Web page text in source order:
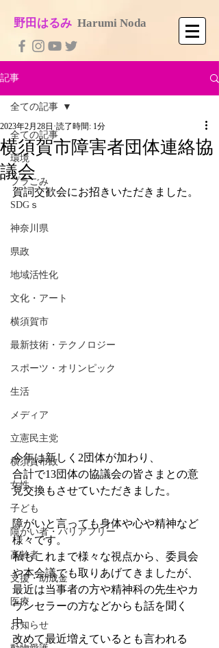
​野田はるみ Harumi No​da
記事
全ての記事
環境
プラごみ
SDGｓ
神奈川県
県政
地域活性化
文化・アート
横須賀市
最新技術・テクノロジー
スポーツ・オリンピック
生活
メディア
立憲民主党
横須賀市政
女性
子ども
障がい者・バリアフリー
高齢者
支援・助成金
医療
お知らせ
全ての記事
横須賀市障害者団体連絡協
議会
2023年2月28日 読了時間: 1分
賀詞交歓会にお招きいただきました。
今年は新しく2団体が加わり、
合計で13団体の協議会の皆さまとの意
見交換もさせていただきました。
障がいと言っても身体や心や精神など
様々です。
私もこれまで様々な視点から、委員会
や本会議でも取りあげてきましたが、
最近は当事者の方や精神科の先生やカ
ウンセラーの方などからも話を聞く
中、
改めて最近増えているとも言われる